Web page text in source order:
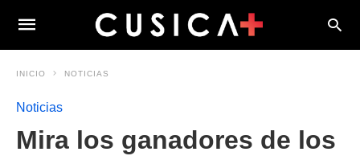
INICIO NOTICIAS
Noticias
Mira los ganadores de los